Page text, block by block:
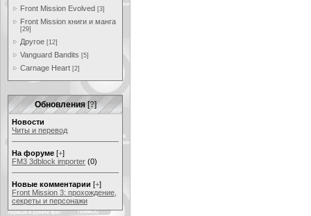
Front Mission Evolved [3]
Front Mission книги и манга
[29]
Другое [12]
Vanguard Bandits [5]
Carnage Heart [2]
Обновления [?]
Новости
Читы и перевод
На форуме [+]
FM3 3dblock importer (0)
Новые комментарии [+]
Front Mission 3: прохождение,
секреты и персонажи